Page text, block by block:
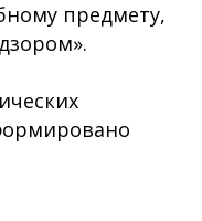
предмету,